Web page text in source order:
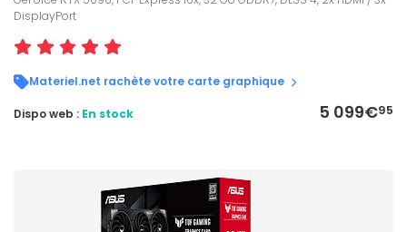
DisplayPort
Materiel.net rachète votre carte graphique
5 099€95
Dispo web : En stock